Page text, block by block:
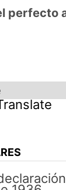
perfecto